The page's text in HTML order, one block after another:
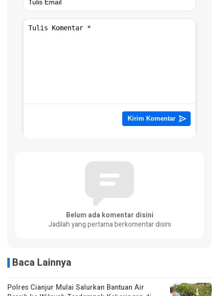
Belum ada komentar disini
Jadilah yang pertama berkomentar disini
Baca Lainnya
Polres Cianjur Mulai Salurkan Bantuan Air